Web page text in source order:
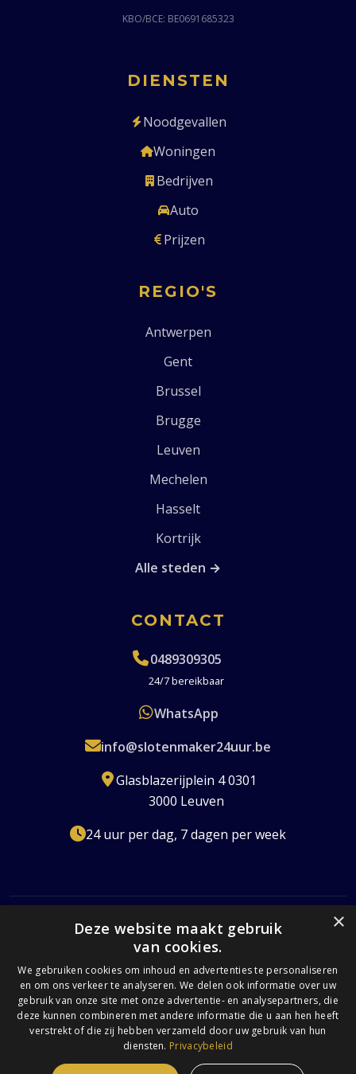
KBO/BCE: BE0691685323
DIENSTEN
Noodgevallen
Woningen
Bedrijven
Auto
Prijzen
REGIO'S
Antwerpen
Gent
Brussel
Brugge
Leuven
Mechelen
Hasselt
Kortrijk
Alle steden →
CONTACT
0489309305
24/7 bereikbaar
WhatsApp
info@slotenmaker24uur.be
Glasblazerijplein 4 0301
3000 Leuven
24 uur per dag, 7 dagen per week
Gecertificeerd24/7 Beschikbaar
Volledig Verzekerd
© 2026 Slotenmaker 24 uur. Alle rechten voorbehouden. |
Algemene Voorwaarden
×
Deze website maakt gebruik
van cookies.
We gebruiken cookies om inhoud en advertenties te personaliseren
en om ons verkeer te analyseren. We delen ook informatie over uw
gebruik van onze site met onze advertentie- en analysepartners, die
deze kunnen combineren met andere informatie die u aan hen heeft
verstrekt of die zij hebben verzameld door uw gebruik van hun
diensten. Privacybeleid